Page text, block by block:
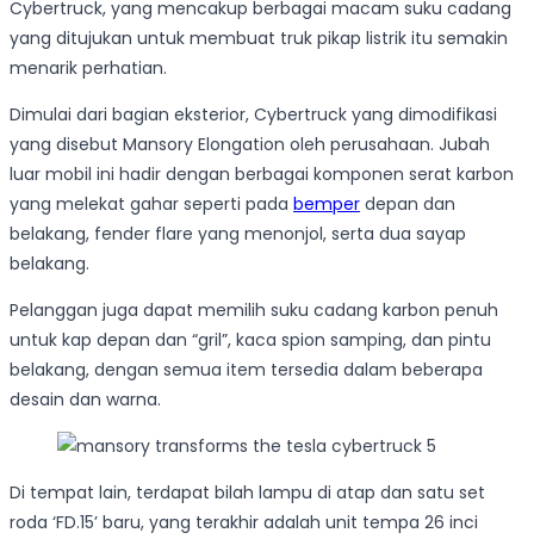
Cybertruck, yang mencakup berbagai macam suku cadang
yang ditujukan untuk membuat truk pikap listrik itu semakin
menarik perhatian.
Dimulai dari bagian eksterior, Cybertruck yang dimodifikasi
yang disebut Mansory Elongation oleh perusahaan. Jubah
luar mobil ini hadir dengan berbagai komponen serat karbon
yang melekat gahar seperti pada bemper depan dan
belakang, fender flare yang menonjol, serta dua sayap
belakang.
Pelanggan juga dapat memilih suku cadang karbon penuh
untuk kap depan dan “gril”, kaca spion samping, dan pintu
belakang, dengan semua item tersedia dalam beberapa
desain dan warna.
Di tempat lain, terdapat bilah lampu di atap dan satu set
roda ‘FD.15’ baru, yang terakhir adalah unit tempa 26 inci